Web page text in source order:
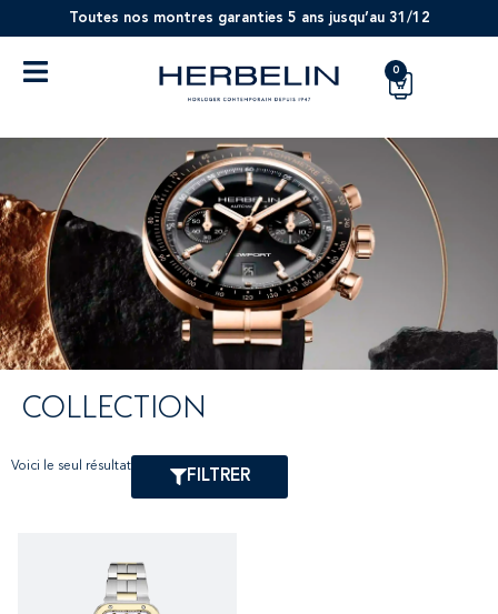
Toutes nos montres garanties 5 ans jusqu’au 31/12
0
COLLECTION
Voici le seul résultat
FILTRER